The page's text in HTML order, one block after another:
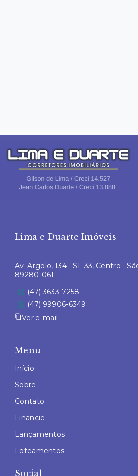
Lima e Duarte Imóveis
Av. Argolo, 134 - SL 33, Centro -
89280-061
(47) 3633-7258
(47) 99906-6349
Ver e-mail
Menu
Início
Sobre
Contato
Financie
Lançamentos
Loteamentos
Social